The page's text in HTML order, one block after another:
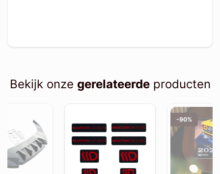
Bekijk onze gerelateerdeproducten
-90%